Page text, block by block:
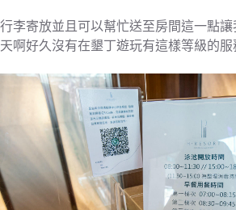
行李寄放並且可以幫忙送至房間這一點讓
天啊好久沒有在墾丁遊玩有這樣等級的服